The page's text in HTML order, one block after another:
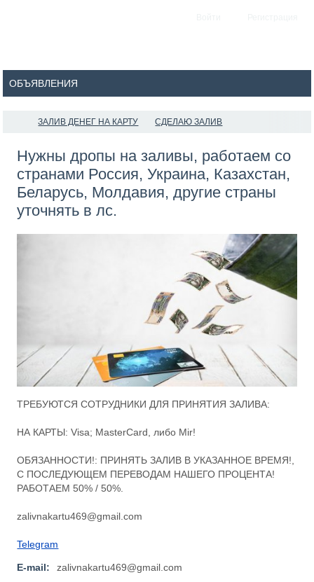
ЗАЛИВ ДЕНЕГ НА КАРТУ СДЕЛАЮ ЗАЛИВ
Нужны дропы на заливы, работаем со
странами Россия, Украина, Казахстан,
Беларусь, Молдавия, другие страны
уточнять в лс.
ТРЕБУЮТСЯ СОТРУДНИКИ ДЛЯ ПРИНЯТИЯ ЗАЛИВА:
НА КАРТЫ: Visa; MasterCard, либо Mir!
ОБЯЗАННОСТИ!: ПРИНЯТЬ ЗАЛИВ В УКАЗАННОЕ ВРЕМЯ!,
С ПОСЛЕДУЮЩЕМ ПЕРЕВОДАМ НАШЕГО ПРОЦЕНТА!
РАБОТАЕМ 50% / 50%.
zalivnakartu469@gmail.com
Telegram
E-mail:
zalivnakartu469@gmail.com